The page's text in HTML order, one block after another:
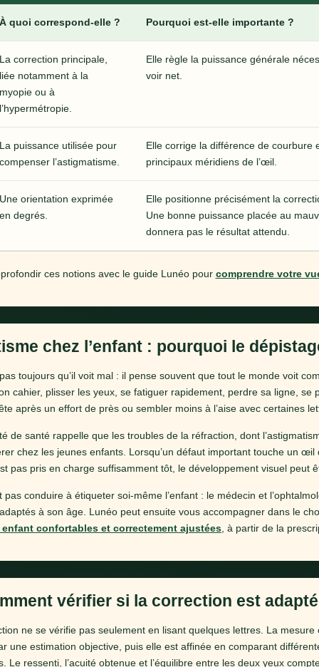
À quoi correspond-elle ? Pourquoi est-elle importante ?
La correction principale,
liée notamment à la
myopie ou à
l’hypermétropie.
Elle règle la puissance générale
voir net.
La puissance utilisée pour
compenser l’astigmatisme.
Elle corrige la différence de courbure
principaux méridiens de l’œil.
Une orientation exprimée
en degrés.
Elle positionne précisément la
Une bonne puissance placée au
donnera pas le résultat attendu.
ces notions avec le guide Lunéo pour comprendre votre
chez l’enfant : pourquoi le
toujours qu’il voit mal : il pense souvent que tout le monde voit
cahier, plisser les yeux, se fatiguer rapidement, perdre sa ligne, se
après un effort de près ou sembler moins à l’aise avec certaines
de santé rappelle que les troubles de la réfraction, dont
chez les jeunes enfants. Lorsqu’un défaut important touche un œil
pas pris en charge suffisamment tôt, le développement visuel peut
pas conduire à étiqueter soi-même l’enfant : le médecin et
à son âge. Lunéo peut ensuite vous accompagner dans le
confortables et correctement ajustées , à partir de la
vérifier si la correction est
ne se vérifie pas seulement en lisant quelques lettres. La mesure
une estimation objective, puis elle est affinée en comparant
Le ressenti, l’acuité obtenue et l’équilibre entre les deux yeux